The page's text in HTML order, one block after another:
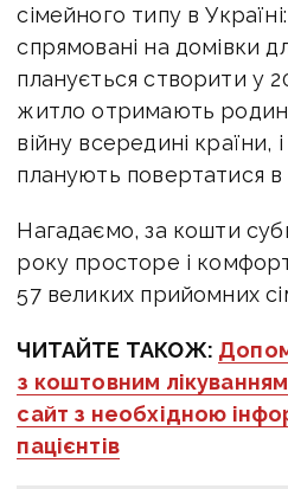
сімейного типу в
спрямовані на домівки
планується створити у
житло отримають
війну всередині країни,
планують повертатися в
Нагадаємо, за кошти
року просторе і
57 великих прийомних
ЧИТАЙТЕ ТАКОЖ:
з коштовним
сайт з необхідною
пацієнтів